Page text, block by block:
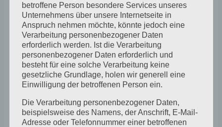
Zum Kalender hinzufügen
betroffene Person besondere Services unseres
Unternehmens über unsere Internetseite in
Anspruch nehmen möchte, könnte jedoch eine
Verarbeitung personenbezogener Daten
erforderlich werden. Ist die Verarbeitung
personenbezogener Daten erforderlich und
besteht für eine solche Verarbeitung keine
gesetzliche Grundlage, holen wir generell eine
Einwilligung der betroffenen Person ein.
Die Verarbeitung personenbezogener Daten,
beispielsweise des Namens, der Anschrift, E-Mail-
Adresse oder Telefonnummer einer betroffenen